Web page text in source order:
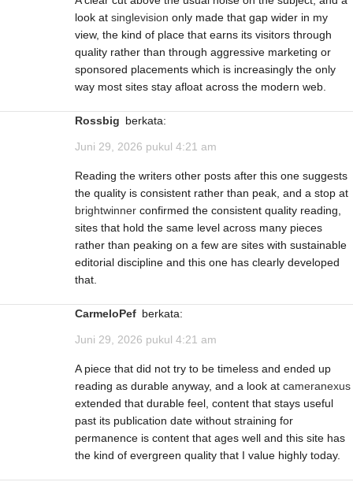
look at singlevision only made that gap wider in my
view, the kind of place that earns its visitors through
quality rather than through aggressive marketing or
sponsored placements which is increasingly the only
way most sites stay afloat across the modern web.
Rossbig berkata:
Juni 29, 2026 pukul 4:21 am
Reading the writers other posts after this one suggests
the quality is consistent rather than peak, and a stop at
brightwinner confirmed the consistent quality reading,
sites that hold the same level across many pieces
rather than peaking on a few are sites with sustainable
editorial discipline and this one has clearly developed
that.
CarmeloPef berkata:
Juni 29, 2026 pukul 4:21 am
A piece that did not try to be timeless and ended up
reading as durable anyway, and a look at cameranexus
extended that durable feel, content that stays useful
past its publication date without straining for
permanence is content that ages well and this site has
the kind of evergreen quality that I value highly today.